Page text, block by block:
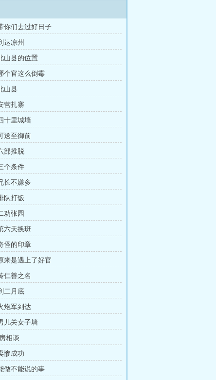
你们去过好日子
达凉州
山县的位置
个官这么倒霉
山县
营扎寨
十里城墙
送至御前
部推脱
个条件
长不嫌多
队打饭
劝张园
六天换班
怪的印章
来是遇上了好官
仁善之名
二月底
炮军到达
儿关女子墙
相谈
惨成功
做不能说的事